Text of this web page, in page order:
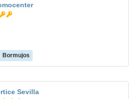
Bormujos
Sevilla